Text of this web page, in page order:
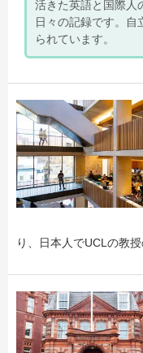
活きた英語と国際人
日々の記録です。自
られています。
り、日本人でUCLの教